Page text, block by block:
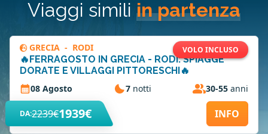
Viaggi simili in partenza
VOLO INCLUSO
GRECIA - RODI
🔥FERRAGOSTO IN GRECIA - RODI: SPIAGGE
DORATE E VILLAGGI PITTORESCHI🔥
08 Agosto
7 notti 30-55 anni
DA:2239€1939€ INFO